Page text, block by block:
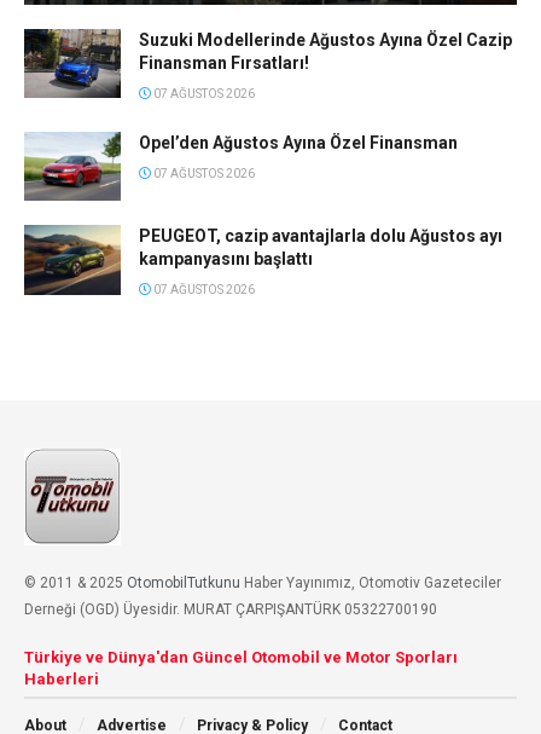
Suzuki Modellerinde Ağustos Ayına Özel Cazip
Finansman Fırsatları!
07 AĞUSTOS 2026
Opel’den Ağustos Ayına Özel Finansman
07 AĞUSTOS 2026
PEUGEOT, cazip avantajlarla dolu Ağustos ayı
kampanyasını başlattı
07 AĞUSTOS 2026
© 2011 & 2025 OtomobilTutkunu Haber Yayınımız, Otomotiv Gazeteciler
Derneği (OGD) Üyesidir. MURAT ÇARPIŞANTÜRK 05322700190
Türkiye ve Dünya'dan Güncel Otomobil ve Motor Sporları
Haberleri
About Advertise Privacy & Policy Contact